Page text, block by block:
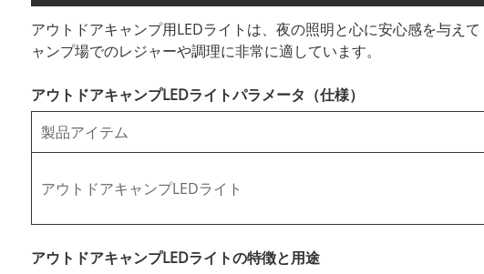
アウトドアキャンプ用LEDライトは、夜の照明と心に安心感を与え
ャンプ場でのレジャーや調理に非常に適しています。
アウトドアキャンプLEDライトパラメータ（仕様）
製品アイテム
アウトドアキャンプLEDライト
アウトドアキャンプLEDライトの特徴と用途